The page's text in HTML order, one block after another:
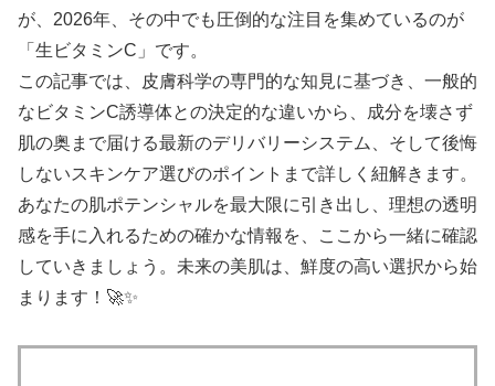
が、2026年、その中でも圧倒的な注目を集めているのが
「生ビタミンC」です。
この記事では、皮膚科学の専門的な知見に基づき、一般的
なビタミンC誘導体との決定的な違いから、成分を壊さず
肌の奥まで届ける最新のデリバリーシステム、そして後悔
しないスキンケア選びのポイントまで詳しく紐解きます。
あなたの肌ポテンシャルを最大限に引き出し、理想の透明
感を手に入れるための確かな情報を、ここから一緒に確認
していきましょう。未来の美肌は、鮮度の高い選択から始
まります！🚀✨